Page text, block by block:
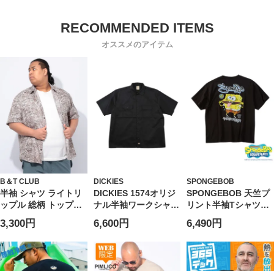
オススメのアイテム
B＆T CLUB
半袖 シャツ ライトリ
ップル 総柄 トップス
柄シャツ ポケット 春
夏 大きいサイズ メン
ズ
3,300円
DICKIES
DICKIES 1574オリジ
ナル半袖ワークシャツ
(1277-6251)
6,600円
SPONGEBOB
SPONGEBOB 天竺プ
リント半袖Tシャツ
(1278-6505)
6,490円